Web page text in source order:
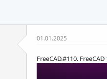
01.01.2025
FreeCAD.#110.